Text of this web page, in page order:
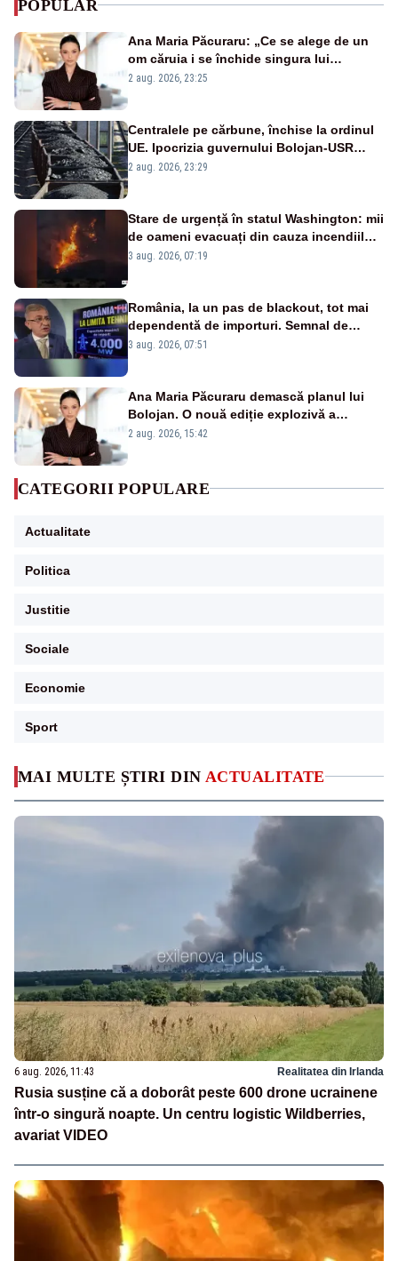
MAI MULTE ȘTIRI DIN ACTUALITATE
6 aug. 2026, 11:43 Realitatea din Irlanda
Rusia susține că a doborât peste 600 drone ucrainene
într-o singură noapte. Un centru logistic Wildberries,
avariat VIDEO
POPULAR
Ana Maria Păcuraru: „Ce se alege de un
om căruia i se închide singura lui
portiță?”
2 aug. 2026, 23:25
Centralele pe cărbune, închise la ordinul
UE. Ipocrizia guvernului Bolojan-USR
după starea de alertă
2 aug. 2026, 23:29
Stare de urgență în statul Washington: mii
de oameni evacuați din cauza incendiilor
puternice de vegetație
3 aug. 2026, 07:19
România, la un pas de blackout, tot mai
dependentă de importuri. Semnal de
alarmă tras de un expert în energie
3 aug. 2026, 07:51
Ana Maria Păcuraru demască planul lui
Bolojan. O nouă ediție explozivă a
emisiunii „Miza Zilei” la Realitatea PLUS
2 aug. 2026, 15:42
CATEGORII POPULARE
Actualitate
Politica
Justitie
Sociale
Economie
Sport